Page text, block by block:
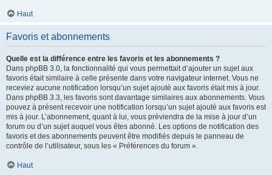
Haut
Favoris et abonnements
Quelle est la différence entre les favoris et les abonnements ?
Dans phpBB 3.0, la fonctionnalité qui vous permettait d’ajouter un sujet aux
favoris était similaire à celle présente dans votre navigateur internet. Vous ne
receviez aucune notification lorsqu’un sujet ajouté aux favoris était mis à jour.
Dans phpBB 3.3, les favoris sont davantage similaires aux abonnements. Vous
pouvez à présent recevoir une notification lorsqu’un sujet ajouté aux favoris est
mis à jour. L’abonnement, quant à lui, vous préviendra de la mise à jour d’un
forum ou d’un sujet auquel vous êtes abonné. Les options de notification des
favoris et des abonnements peuvent être modifiés depuis le panneau de
contrôle de l’utilisateur, sous les « Préférences du forum ».
Haut